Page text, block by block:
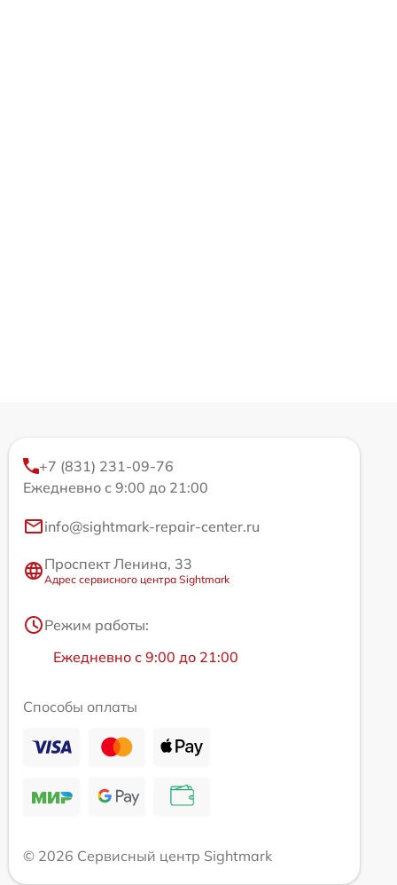
+7 (831) 231-09-76
Ежедневно с 9:00 до 21:00
info@sightmark-repair-center.ru
Проспект Ленина, 33
Адрес сервисного центра Sightmark
Режим работы:
Ежедневно с 9:00 до 21:00
Способы оплаты
© 2026 Сервисный центр Sightmark